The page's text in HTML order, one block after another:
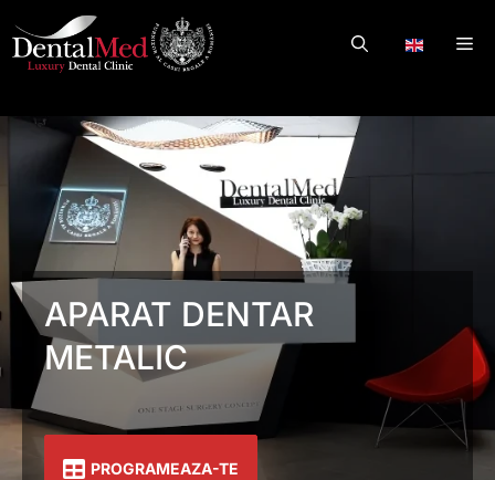
to
content
APARAT DENTAR
METALIC
PROGRAMEAZA-TE